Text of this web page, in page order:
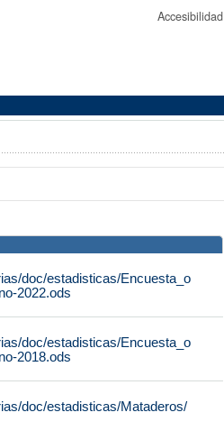
Accesibilidad
doc/estadisticas/Encuesta_o
2022.ods
doc/estadisticas/Encuesta_o
2018.ods
doc/estadisticas/Mataderos/